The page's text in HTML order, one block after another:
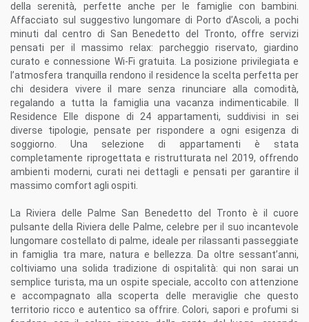
della serenità, perfette anche per le famiglie con bambini.
Affacciato sul suggestivo lungomare di Porto d’Ascoli, a pochi
minuti dal centro di San Benedetto del Tronto, offre servizi
pensati per il massimo relax: parcheggio riservato, giardino
curato e connessione Wi-Fi gratuita. La posizione privilegiata e
l’atmosfera tranquilla rendono il residence la scelta perfetta per
chi desidera vivere il mare senza rinunciare alla comodità,
regalando a tutta la famiglia una vacanza indimenticabile. Il
Residence Elle dispone di 24 appartamenti, suddivisi in sei
diverse tipologie, pensate per rispondere a ogni esigenza di
soggiorno. Una selezione di appartamenti è stata
completamente riprogettata e ristrutturata nel 2019, offrendo
ambienti moderni, curati nei dettagli e pensati per garantire il
massimo comfort agli ospiti.
La Riviera delle Palme San Benedetto del Tronto è il cuore
pulsante della Riviera delle Palme, celebre per il suo incantevole
lungomare costellato di palme, ideale per rilassanti passeggiate
in famiglia tra mare, natura e bellezza. Da oltre sessant’anni,
coltiviamo una solida tradizione di ospitalità: qui non sarai un
semplice turista, ma un ospite speciale, accolto con attenzione
e accompagnato alla scoperta delle meraviglie che questo
territorio ricco e autentico sa offrire. Colori, sapori e profumi si